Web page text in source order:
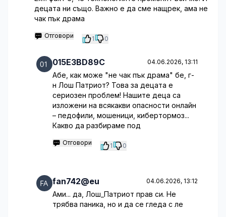
децата ни също. Важно е да сме нащрек, ама не
чак пък драма
Отговори 1 0
015E3BD89C 04.06.2026, 13:11
Абе, как може "не чак пък драма" бе, г-
н Лош Патриот? Това за децата е
сериозен проблем! Нашите деца са
изложени на всякакви опасности онлайн
– педофили, мошеници, кибертормоз...
Какво да разбираме под
Отговори 1 0
fan742@eu 04.06.2026, 13:12
Ами... да, Лош_Патриот прав си. Не
трябва паника, но и да се гледа с ле